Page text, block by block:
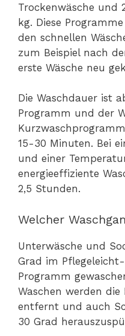
Trockenwäsche und
kg. Diese
den schnellen
zum Beispiel nach
erste Wäsche neu
Die Waschdauer ist
Programm und der
15-30 Minuten. Bei
und einer
energieeffiziente
2,5 Stunden.
Welcher
Unterwäsche und
Grad im
Programm
Waschen werden die
entfernt und auch
30 Grad